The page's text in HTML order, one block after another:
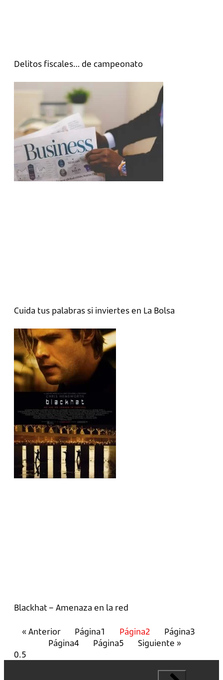
Delitos fiscales… de campeonato
Cuida tus palabras si inviertes en La Bolsa
Blackhat – Amenaza en la red
« Anterior Página1 Página2 Página3
Página4 Página5 Siguiente »